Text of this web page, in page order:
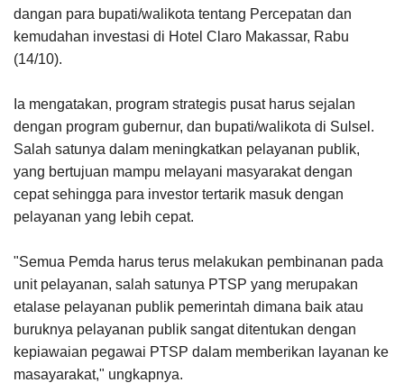
dangan para bupati/walikota tentang Percepatan dan
kemudahan investasi di Hotel Claro Makassar, Rabu
(14/10).
Ia mengatakan, program strategis pusat harus sejalan
dengan program gubernur, dan bupati/walikota di Sulsel.
Salah satunya dalam meningkatkan pelayanan publik,
yang bertujuan mampu melayani masyarakat dengan
cepat sehingga para investor tertarik masuk dengan
pelayanan yang lebih cepat.
"Semua Pemda harus terus melakukan pembinanan pada
unit pelayanan, salah satunya PTSP yang merupakan
etalase pelayanan publik pemerintah dimana baik atau
buruknya pelayanan publik sangat ditentukan dengan
kepiawaian pegawai PTSP dalam memberikan layanan ke
masayarakat," ungkapnya.